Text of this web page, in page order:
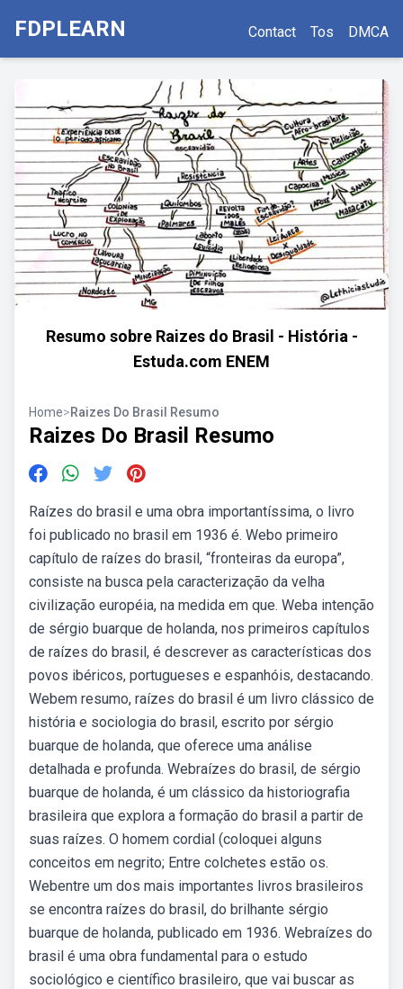
FDPLEARN Contact Tos DMCA
Resumo sobre Raizes do Brasil - História -
Estuda.com ENEM
Home>Raizes Do Brasil Resumo
Raizes Do Brasil Resumo
Raízes do brasil e uma obra importantíssima, o livro
foi publicado no brasil em 1936 é. Webo primeiro
capítulo de raízes do brasil, “fronteiras da europa”,
consiste na busca pela caracterização da velha
civilização européia, na medida em que. Weba intenção
de sérgio buarque de holanda, nos primeiros capítulos
de raízes do brasil, é descrever as características dos
povos ibéricos, portugueses e espanhóis, destacando.
Webem resumo, raízes do brasil é um livro clássico de
história e sociologia do brasil, escrito por sérgio
buarque de holanda, que oferece uma análise
detalhada e profunda. Webraízes do brasil, de sérgio
buarque de holanda, é um clássico da historiografia
brasileira que explora a formação do brasil a partir de
suas raízes. O homem cordial (coloquei alguns
conceitos em negrito; Entre colchetes estão os.
Webentre um dos mais importantes livros brasileiros
se encontra raízes do brasil, do brilhante sérgio
buarque de holanda, publicado em 1936. Webraízes do
brasil é uma obra fundamental para o estudo
sociológico e científico brasileiro, que vai buscar as